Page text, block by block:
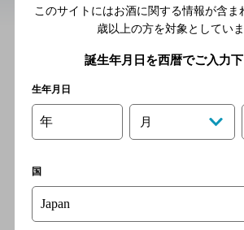
近辺の居酒屋
大阪新世界
前店
ＪＲ山陰本
魚均松江店
このサイトにはお酒に関する情報が含ま
歳以上の方を対象としていま
誕生年月日を西暦でご入力下
生年月日
年 月
国